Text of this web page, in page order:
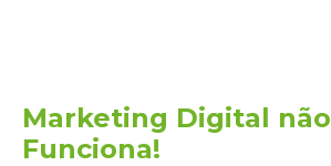
Marketing Digital não
Funciona!